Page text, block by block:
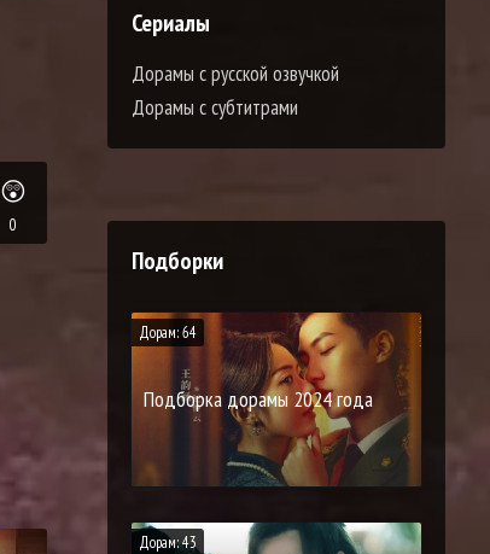
😲
0
Сериалы
Дорамы с русской озвучкой
Дорамы с субтитрами
Подборки
Дорам: 64
Подборка дорамы 2024 года
Дорам: 43